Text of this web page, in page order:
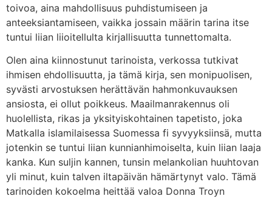
toivoa, aina mahdollisuus puhdistumiseen ja
anteeksiantamiseen, vaikka jossain määrin tarina itse
tuntui liian liioitellulta kirjallisuutta tunnettomalta.
Olen aina kiinnostunut tarinoista, verkossa tutkivat
ihmisen ehdollisuutta, ja tämä kirja, sen monipuolisen,
syvästi arvostuksen herättävän hahmonkuvauksen
ansiosta, ei ollut poikkeus. Maailmanrakennus oli
huolellista, rikas ja yksityiskohtainen tapetisto, joka
Matkalla islamilaisessa Suomessa fi syvyyksiinsä, mutta
jotenkin se tuntui liian kunnianhimoiselta, kuin liian laaja
kanka. Kun suljin kannen, tunsin melankolian huuhtovan
yli minut, kuin talven iltapäivän hämärtynyt valo. Tämä
tarinoiden kokoelma heittää valoa Donna Troyn